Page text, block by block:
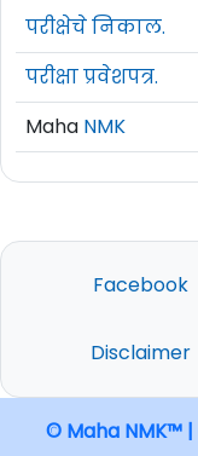
परीक्षेचे निकाल.
परीक्षा प्रवेशपत्र.
Maha NMK
Facebook
Disclaimer
© Maha NMK™ |